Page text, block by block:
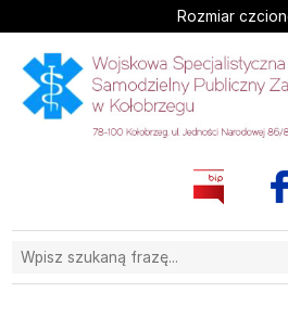
Przejdź do głównej treści
Rozmiar